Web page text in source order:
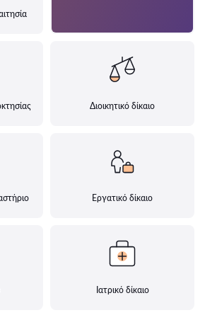
Διοικητικό δίκαιο
Εργατικό δίκαιο
Ιατρικό δίκαιο